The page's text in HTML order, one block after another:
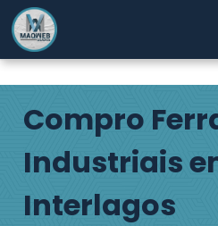
Compro
Industriais
Interlagos